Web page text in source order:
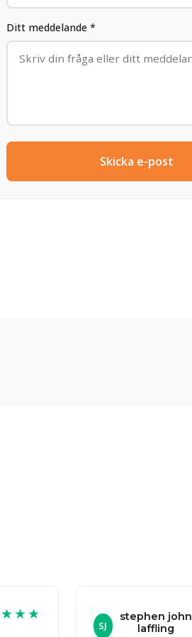
Ditt meddelande *
Skicka e-post
SJ
stephen john
laffling